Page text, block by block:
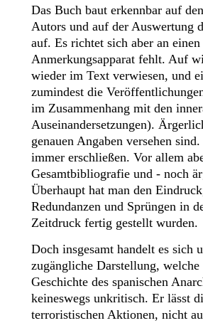
Das Buch baut erkennbar auf
Autors und auf der Auswertung
auf. Es richtet sich aber an
Anmerkungsapparat fehlt. Auf
wieder im Text verwiesen, und
zumindest die
im Zusammenhang mit den
Auseinandersetzungen).
genauen Angaben versehen
immer erschließen. Vor allem
Gesamtbibliografie und - noch
Überhaupt hat man den
Redundanzen und Sprüngen in
Zeitdruck fertig gestellt wurden.
Doch insgesamt handelt es sich
zugängliche Darstellung,
Geschichte des spanischen
keineswegs unkritisch. Er lässt
terroristischen Aktionen, nicht